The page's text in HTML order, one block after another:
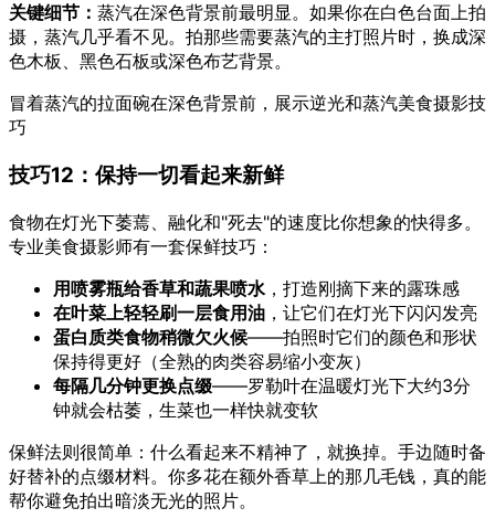
关键细节： 蒸汽在深色背景前最明显。如果你在白色台面上拍
摄，蒸汽几乎看不见。拍那些需要蒸汽的主打照片时，换成深
色木板、黑色石板或深色布艺背景。
冒着蒸汽的拉面碗在深色背景前，展示逆光和蒸汽美食摄影技
巧
技巧12：保持一切看起来新鲜
食物在灯光下萎蔫、融化和"死去"的速度比你想象的快得多。
专业美食摄影师有一套保鲜技巧：
用喷雾瓶给香草和蔬果喷水 ，打造刚摘下来的露珠感
在叶菜上轻轻刷一层食用油 ，让它们在灯光下闪闪发亮
蛋白质类食物稍微欠火候——拍照时它们的颜色和形状
保持得更好（全熟的肉类容易缩小变灰）
每隔几分钟更换点缀——罗勒叶在温暖灯光下大约3分
钟就会枯萎，生菜也一样快就变软
保鲜法则很简单：什么看起来不精神了，就换掉。手边随时备
好替补的点缀材料。你多花在额外香草上的那几毛钱，真的能
帮你避免拍出暗淡无光的照片。